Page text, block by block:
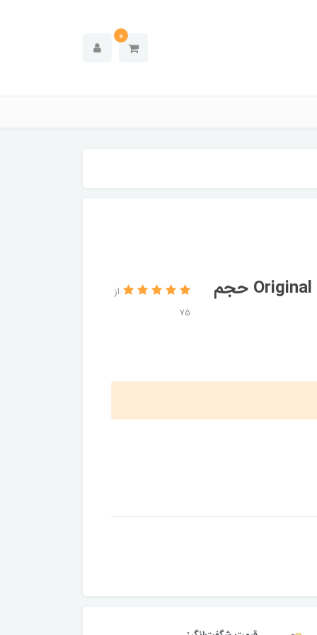
0
لوسیون سولاریوم پی یو دور مدل Original Black حجم
از
75